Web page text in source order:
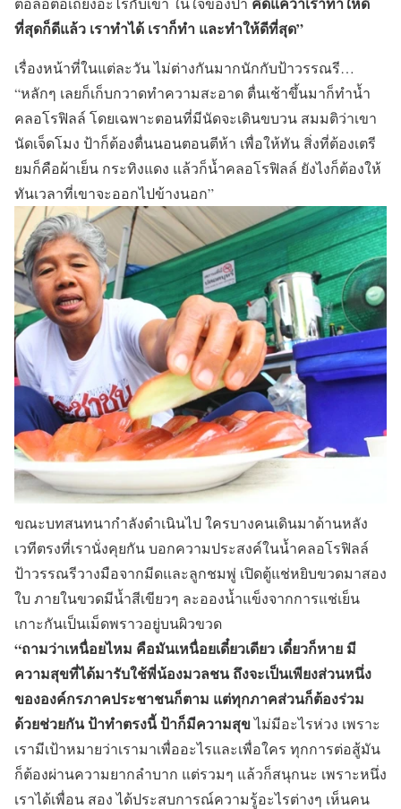
ที่สุดก็ดีแล้ว เราทำได้ เราก็ทำ และทำให้ดีที่สุด”
เรื่องหน้าที่ในแต่ละวัน ไม่ต่างกันมากนักกับป้าวรรณรี…
“หลักๆ เลยก็เก็บกวาดทำความสะอาด ตื่นเช้าขึ้นมาก็ทำน้ำ
คลอโรฟิลล์ โดยเฉพาะตอนที่มีนัดจะเดินขบวน สมมติว่าเขา
นัดเจ็ดโมง ป้าก็ต้องตื่นนอนตอนตีห้า เพื่อให้ทัน สิ่งที่ต้องเตรี
ยมก็คือผ้าเย็น กระทิงแดง แล้วก็น้ำคลอโรฟิลล์ ยังไงก็ต้องให้
ทันเวลาที่เขาจะออกไปข้างนอก”
ขณะบทสนทนากำลังดำเนินไป ใครบางคนเดินมาด้านหลัง
เวทีตรงที่เรานั่งคุยกัน บอกความประสงค์ในน้ำคลอโรฟิลล์
ป้าวรรณรีวางมือจากมีดและลูกชมพู่ เปิดตู้แช่หยิบขวดมาสอง
ใบ ภายในขวดมีน้ำสีเขียวๆ ละอองน้ำแข็งจากการแช่เย็น
เกาะกันเป็นเม็ดพราวอยู่บนผิวขวด
“ถามว่าเหนื่อยไหม คือมันเหนื่อยเดี๋ยวเดียว เดี๋ยวก็หาย มี
ความสุขที่ได้มารับใช้พี่น้องมวลชน ถึงจะเป็นเพียงส่วนหนึ่ง
ขององค์กรภาคประชาชนก็ตาม แต่ทุกภาคส่วนก็ต้องร่วม
ด้วยช่วยกัน ป้าทำตรงนี้ ป้าก็มีความสุขไม่มีอะไรห่วง เพราะ
เรามีเป้าหมายว่าเรามาเพื่ออะไรและเพื่อใคร ทุกการต่อสู้มัน
ก็ต้องผ่านความยากลำบาก แต่รวมๆ แล้วก็สนุกนะ เพราะหนึ่ง
เราได้เพื่อน สอง ได้ประสบการณ์ความรู้อะไรต่างๆ เห็นคน